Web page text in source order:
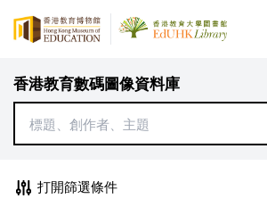
香港教育數碼圖像資料庫
打開篩選條件